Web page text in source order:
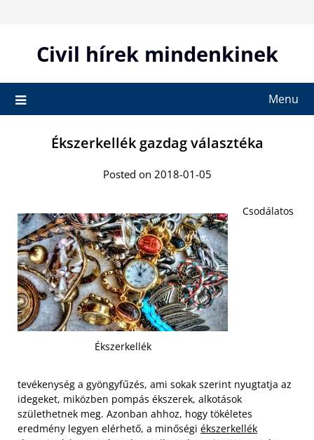
contentCivil hírek mindenkinek
Menu
Ékszerkellék gazdag választéka
Posted on 2018-01-05
Ékszerkellék
Csodálatos
tevékenység a gyöngyfűzés, ami sokak szerint nyugtatja az
idegeket, miközben pompás ékszerek, alkotások
születhetnek meg. Azonban ahhoz, hogy tökéletes
eredmény legyen elérhető, a minőségi ékszerkellék